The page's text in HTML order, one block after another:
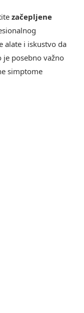
začepljene
alate i iskustvo da
je posebno važno
simptome